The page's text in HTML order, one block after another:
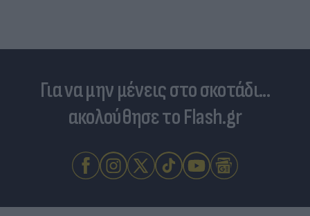
Για να μην μένεις στο σκοτάδι...
ακολούθησε το Flash.gr